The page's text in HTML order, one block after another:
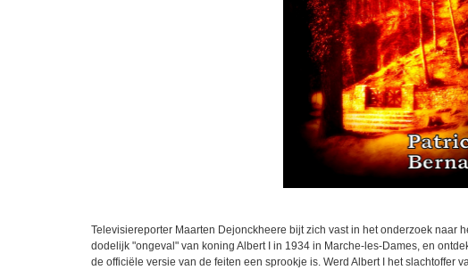
Televisiereporter Maarten Dejonckheere bijt zich vast in het onderzoek naar
dodelijk "ongeval" van koning Albert I in 1934 in Marche-les-Dames, en
de officiële versie van de feiten een sprookje is. Werd Albert I het slachtoffer